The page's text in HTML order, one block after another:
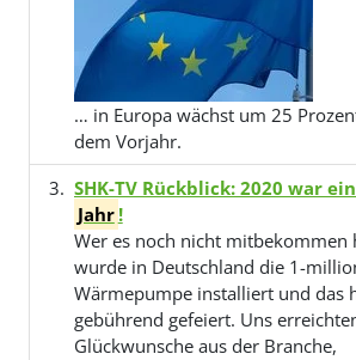
… in Europa wächst um 25
dem Vorjahr.
SHK-TV Rückblick: 2020 war
Jahr !
Wer es noch nicht mitbekommen
wurde in Deutschland die 1-
Wärmepumpe installiert und das
gebührend gefeiert. Uns
Glückwunsche aus der Branche,